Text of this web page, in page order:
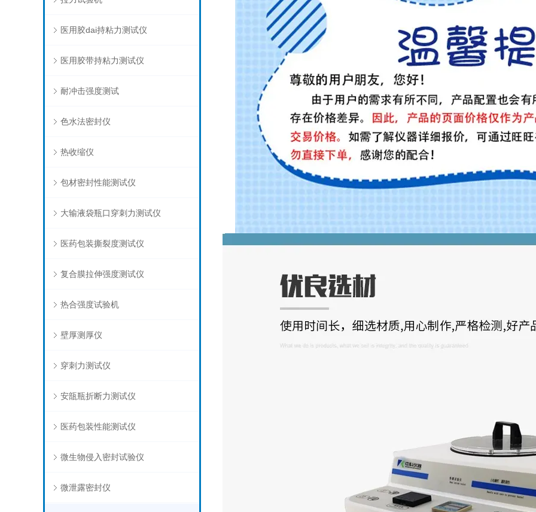
医用胶dai持粘力测试仪
医用胶带持粘力测试仪
耐冲击强度测试
色水法密封仪
热收缩仪
包材密封性能测试仪
大输液袋瓶口穿刺力测试仪
医药包装撕裂度测试仪
复合膜拉伸强度测试仪
热合强度试验机
壁厚测厚仪
穿刺力测试仪
安瓿瓶折断力测试仪
医药包装性能测试仪
微生物侵入密封试验仪
微泄露密封仪